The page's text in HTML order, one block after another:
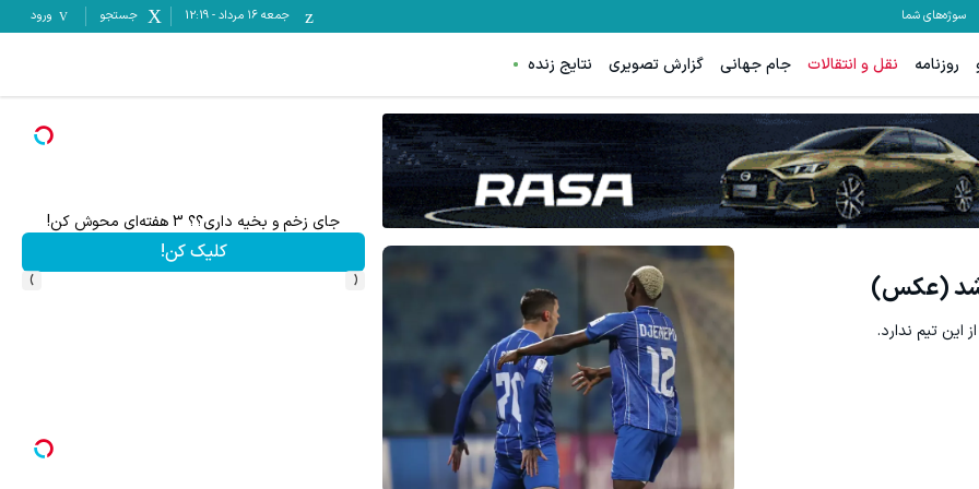
سوژه‌های شما جمعه ۱۶ مرداد -
12:19 جستجو ورود
روزنامه نقل و انتقالات جام جهانی گزارش تصویری نتایج زنده
شد (عکس)
این تیم ندارد.
موی جلبک توی حمومت خالیه!45%تخفیف جای بخیه داری؟؟ فقط در 3 هفته ترمیمش کن!😍
کلیک کن!
جای زخم و بخیه داری؟؟ 3 هفته‌ای محوش کن!
کلیک کن!
‹
›